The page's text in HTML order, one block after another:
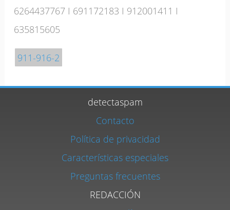
6264437767 I 691172183 I 912001411 I
635815605
911-916-2
detectaspam
Contacto
Política de privacidad
Características especiales
Preguntas frecuentes
REDACCIÓN